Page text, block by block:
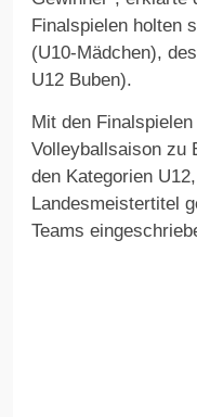
Finalspielen holten
(U10-Mädchen),
U12 Buben).
Mit den
Volleyballsaison zu
den Kategorien
Landesmeistertitel
Teams